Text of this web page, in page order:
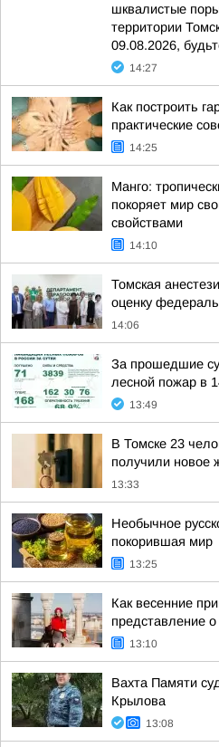
шквалистые
территории
09.08.2026,
14:27
Как построить
практические
14:25
Манго:
покоряет мир
свойствами
14:10
Томская
оценку
14:06
За прошедшие
лесной пожар в
13:49
В Томске 23
получили новое
13:33
Необычное
покорившая мир
13:25
Как весенние
представление
13:10
Вахта Памяти
Крылова
13:08